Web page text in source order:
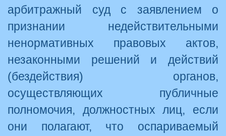
арбитражный суд с заявлением о
признании недействительными
ненормативных правовых актов,
незаконными решений и действий
(бездействия) органов,
осуществляющих публичные
полномочия, должностных лиц, если
они полагают, что оспариваемый